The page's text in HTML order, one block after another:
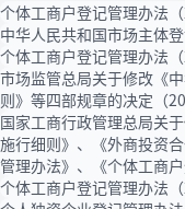
个体工商户登记管理办法（
中华人民共和国市场主体
个体工商户登记管理办法（
市场监管总局关于修改《
则》等四部规章的决定（
国家工商行政管理总局关
施行细则》、《外商投资
管理办法》、《个体工商
个体工商户登记管理办法（